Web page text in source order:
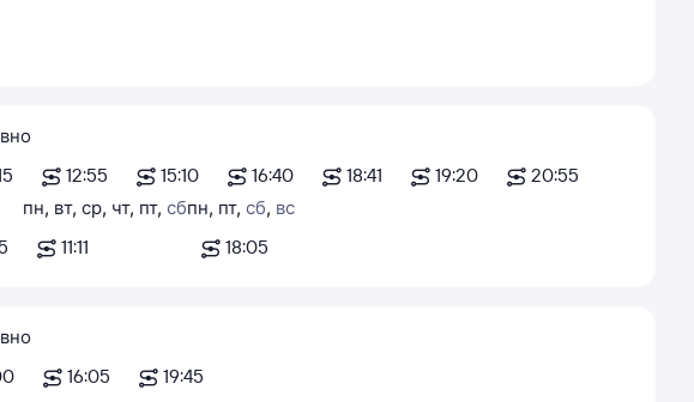
12:55 15:10 16:40 18:41 19:20
20:55
пн, вт, ср, чт, пт, сб
11:11
пн, пт, сб, вс
18:05
16:05 19:45